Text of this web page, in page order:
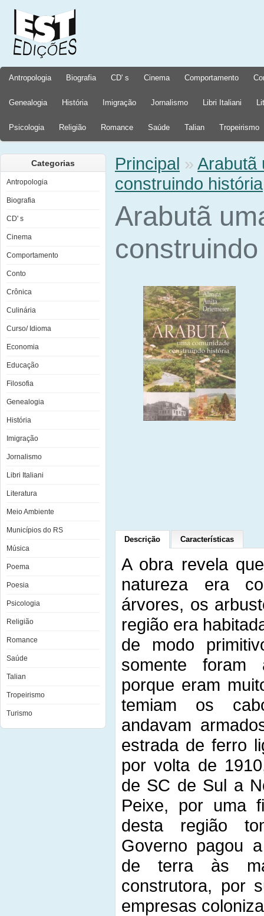
Antropologia Biografia CD' s Cinema Comportamento
Genealogia História Imigração Jornalismo Libri Italiani
Psicologia Religião Romance Saúde Talian Tropeirismo
Categorias
Antropologia
Biografia
CD' s
Cinema
Comportamento
Conto
Crônica
Culinária
Curso/ Idioma
Economia
Educação
Filosofia
Genealogia
História
Imigração
Jornalismo
Libri Italiani
Literatura
Meio Ambiente
Municípios do RS
Música
Poema
Poesia
Psicologia
Religião
Romance
Saúde
Talian
Tropeirismo
Turismo
Principal » Arabutã
construindo história
Arabutã
Descrição Características
A obra revela
natureza era
árvores, os
região era
de modo
somente foram
porque eram
temiam os
andavam
estrada de ferro
por volta de
de SC de Sul a
Peixe, por uma
desta região
Governo pagou
de terra às
construtora, por
empresas